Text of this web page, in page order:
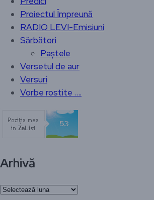
Proiectul Împreună
RADIO LEVI-Emisiuni
Sărbători
Paștele
Versetul de aur
Versuri
Vorbe rostite ….
Arhivă
Arhivă